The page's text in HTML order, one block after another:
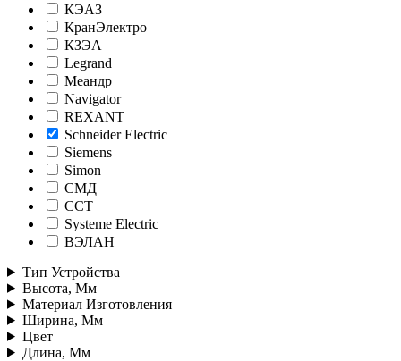
КЭАЗ
КранЭлектро
КЗЭА
Legrand
Меандр
Navigator
REXANT
Schneider Electric
Siemens
Simon
СМД
ССТ
Systeme Electric
ВЭЛАН
Тип Устройства
Высота, Мм
Материал Изготовления
Ширина, Мм
Цвет
Длина, Мм